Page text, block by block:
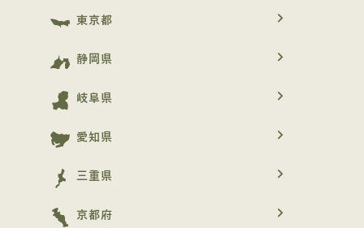
東京都 navigate_next
静岡県 navigate_next
岐阜県 navigate_next
愛知県 navigate_next
三重県 navigate_next
京都府 navigate_next